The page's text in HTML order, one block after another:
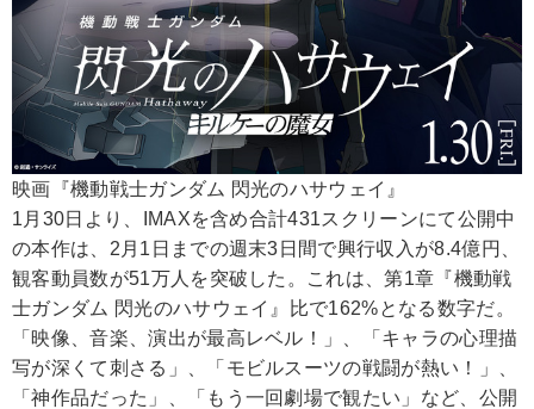
映画『機動戦士ガンダム 閃光のハサウェイ』
1月30日より、IMAXを含め合計431スクリーンにて公開中
の本作は、2月1日までの週末3日間で興行収入が8.4億円、
観客動員数が51万人を突破した。これは、第1章『機動戦
士ガンダム 閃光のハサウェイ』比で162%となる数字だ。
「映像、音楽、演出が最高レベル！」、「キャラの心理描
写が深くて刺さる」、「モビルスーツの戦闘が熱い！」、
「神作品だった」、「もう一回劇場で観たい」など、公開